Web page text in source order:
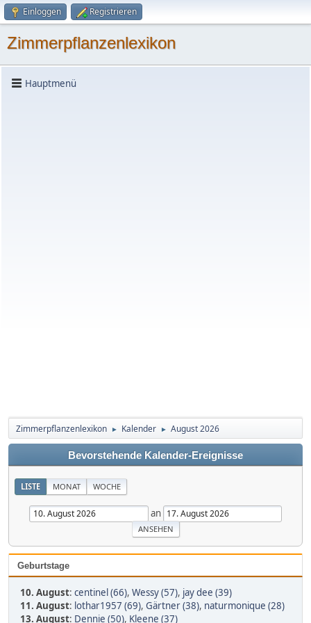
Einloggen Registrieren
Zimmerpflanzenlexikon
Hauptmenü
Zimmerpflanzenlexikon ► Kalender ► August 2026
Bevorstehende Kalender-Ereignisse
LISTE MONAT WOCHE
an
Geburtstage
10. August: centinel (66), Wessy (57), jay dee (39)
11. August: lothar1957 (69), Gärtner (38), naturmonique (28)
13. August: Dennie (50), Kleene (37)